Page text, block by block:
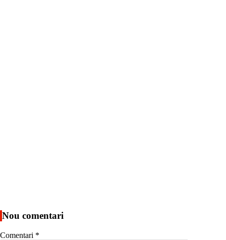
Nou comentari
Comentari *